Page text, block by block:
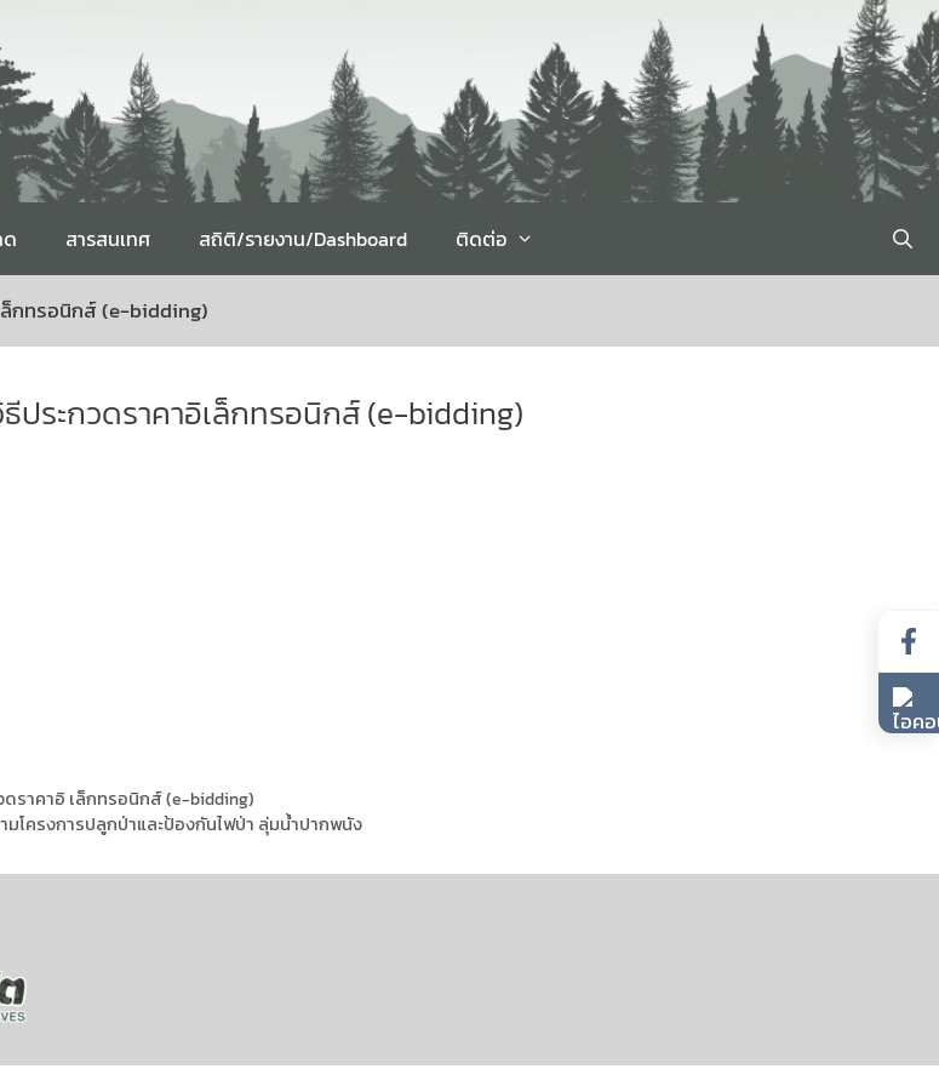
ด สารสนเทศ สถิติ/รายงาน/Dashboard ติดต่อ
ล็กทรอนิกส์ (e-bidding)
ประกวดราคาอิเล็กทรอนิกส์ (e-bidding)
ดราคาอิ เล็กทรอนิกส์ (e-bidding)
โครงการปลูกป่าและป้องกันไฟป่า ลุ่มน้ำปากพนัง